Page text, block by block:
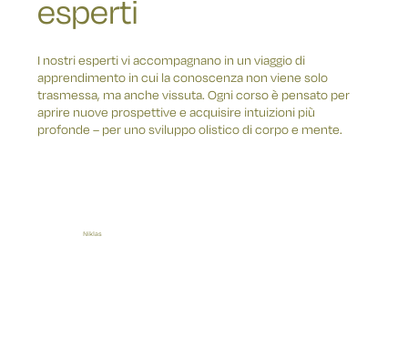
esperti
I nostri esperti vi accompagnano in un viaggio di
apprendimento in cui la conoscenza non viene solo
trasmessa, ma anche vissuta. Ogni corso è pensato per
aprire nuove prospettive e acquisire intuizioni più
profonde – per uno sviluppo olistico di corpo e mente.
Niklas